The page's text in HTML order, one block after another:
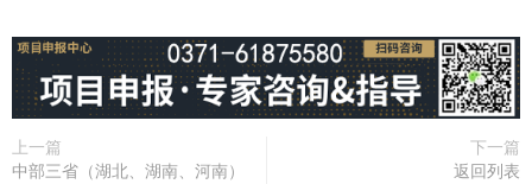
上一篇
中部三省（湖北、湖南、河南）
下一篇
返回列表